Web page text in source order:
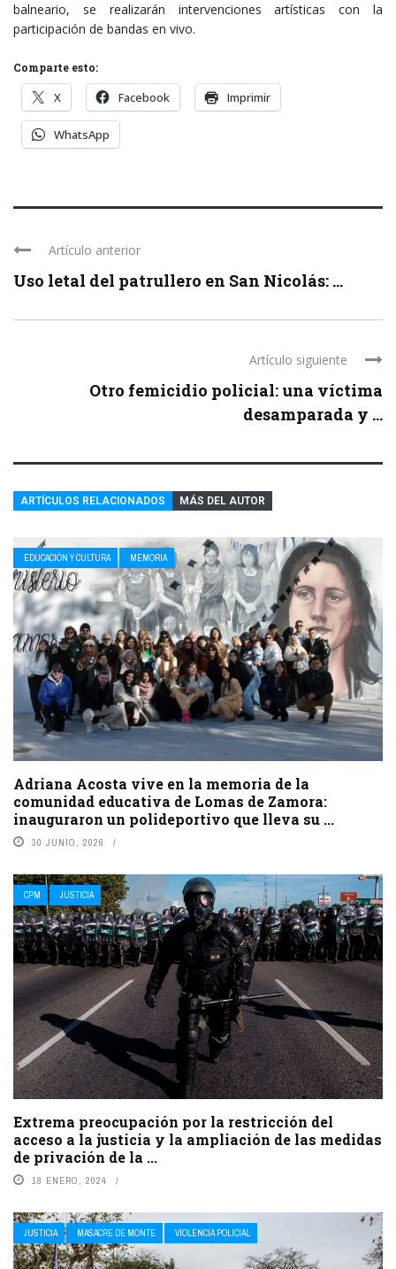
balneario, se realizarán intervenciones artísticas con la
participación de bandas en vivo.
Comparte esto:
X Facebook Imprimir
WhatsApp
Artículo anterior
Uso letal del patrullero en San Nicolás: ...
Artículo siguiente
Otro femicidio policial: una víctima
desamparada y ...
ARTÍCULOS RELACIONADOS MÁS DEL AUTOR
EDUCACIÓN Y CULTURA MEMORIA
Adriana Acosta vive en la memoria de la
comunidad educativa de Lomas de Zamora:
inauguraron un polideportivo que lleva su ...
30 JUNIO, 2026
CPM JUSTICIA
Extrema preocupación por la restricción del
acceso a la justicia y la ampliación de las medidas
de privación de la ...
18 ENERO, 2024
JUSTICIA MASACRE DE MONTE VIOLENCIA POLICIAL